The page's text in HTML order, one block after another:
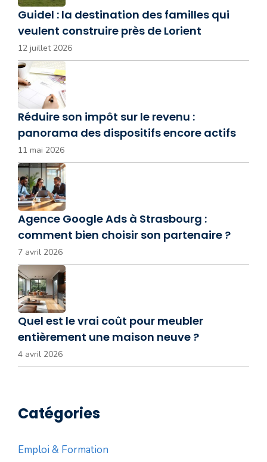
Guidel : la destination des familles qui
veulent construire près de Lorient
12 juillet 2026
Réduire son impôt sur le revenu :
panorama des dispositifs encore actifs
11 mai 2026
Agence Google Ads à Strasbourg :
comment bien choisir son partenaire ?
7 avril 2026
Quel est le vrai coût pour meubler
entièrement une maison neuve ?
4 avril 2026
Catégories
Emploi & Formation